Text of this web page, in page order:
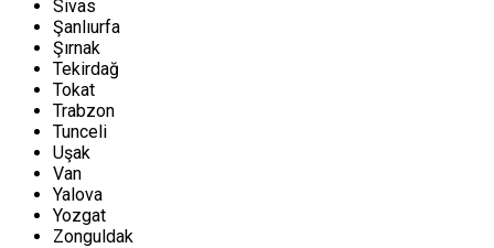
Sivas
Şanlıurfa
Şırnak
Tekirdağ
Tokat
Trabzon
Tunceli
Uşak
Van
Yalova
Yozgat
Zonguldak